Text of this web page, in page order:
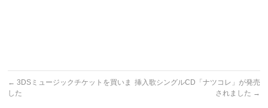
← 3DSミュージックチケットを買いま
した
挿入歌シングルCD「ナツコレ」が発売
されました →